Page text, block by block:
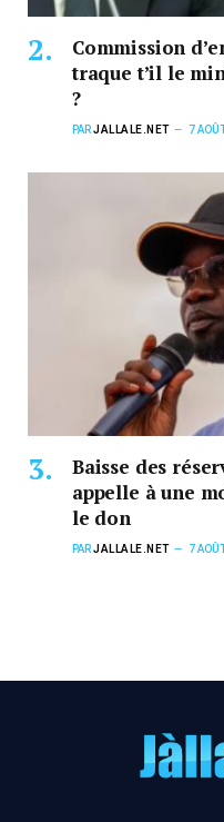
Commission
traque t’il le
?
PARJALLALE.NET 7
Baisse des
appelle à une
le don
PARJALLALE.NET 7